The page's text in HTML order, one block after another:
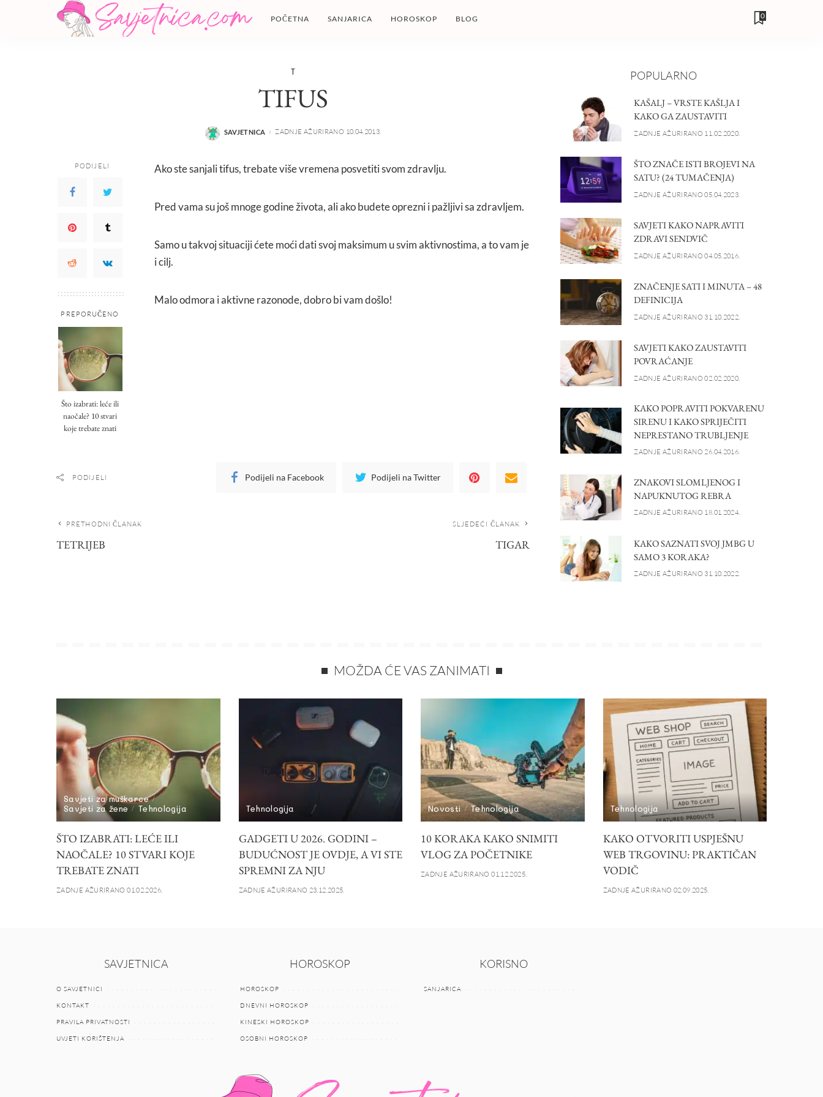
POČETNA SANJARICA HOROSKOP BLOG 0
T
TIFUS
POSTED
SAVJETNICA ZADNJE AŽURIRANO 10.04.2013.
PODIJELI
PREPORUČENO
Što izabrati: leće ili
naočale? 10 stvari
koje trebate znati
Ako ste sanjali tifus, trebate više vremena posvetiti svom zdravlju.
Pred vama su još mnoge godine života, ali ako budete oprezni i pažljivi sa zdravljem.
Samo u takvoj situaciji ćete moći dati svoj maksimum u svim aktivnostima, a to vam je
i cilj.
Malo odmora i aktivne razonode, dobro bi vam došlo!
PODIJELI Podijeli na Facebook Podijeli na Twitter
PRETHODNI ČLANAK
TETRIJEB
SLJEDEĆI ČLANAK
TIGAR
POPULARNO
KAŠALJ – VRSTE KAŠLJA I
KAKO GA ZAUSTAVITI
ZADNJE AŽURIRANO 11.02.2020.
ŠTO ZNAČE ISTI BROJEVI NA
SATU? (24 TUMAČENJA)
ZADNJE AŽURIRANO 05.04.2023.
SAVJETI KAKO NAPRAVITI
ZDRAVI SENDVIČ
ZADNJE AŽURIRANO 04.05.2016.
ZNAČENJE SATI I MINUTA – 48
DEFINICIJA
ZADNJE AŽURIRANO 31.10.2022.
SAVJETI KAKO ZAUSTAVITI
POVRAĆANJE
ZADNJE AŽURIRANO 02.02.2020.
KAKO POPRAVITI POKVARENU
SIRENU I KAKO SPRIJEČITI
NEPRESTANO TRUBLJENJE
ZADNJE AŽURIRANO 26.04.2016.
ZNAKOVI SLOMLJENOG I
NAPUKNUTOG REBRA
ZADNJE AŽURIRANO 18.01.2024.
KAKO SAZNATI SVOJ JMBG U
SAMO 3 KORAKA?
ZADNJE AŽURIRANO 31.10.2022.
MOŽDA ĆE VAS ZANIMATI
Savjeti za muškarce
Savjeti za žene
Tehnologija
ŠTO IZABRATI: LEĆE ILI
NAOČALE? 10 STVARI KOJE
TREBATE ZNATI
ZADNJE AŽURIRANO 01.02.2026.
Tehnologija
GADGETI U 2026. GODINI –
BUDUĆNOST JE OVDJE, A VI STE
SPREMNI ZA NJU
ZADNJE AŽURIRANO 23.12.2025.
Novosti Tehnologija
10 KORAKA KAKO SNIMITI
VLOG ZA POČETNIKE
ZADNJE AŽURIRANO 01.12.2025.
Tehnologija
KAKO OTVORITI USPJEŠNU
WEB TRGOVINU: PRAKTIČAN
VODIČ
ZADNJE AŽURIRANO 02.09.2025.
SAVJETNICA
O SAVJETNICI
KONTAKT
PRAVILA PRIVATNOSTI
UVJETI KORIŠTENJA
HOROSKOP
HOROSKOP
DNEVNI HOROSKOP
KINESKI HOROSKOP
OSOBNI HOROSKOP
KORISNO
SANJARICA